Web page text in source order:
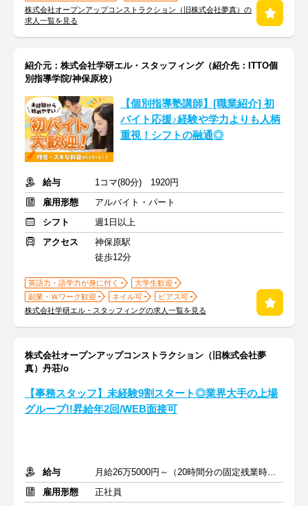
株式会社オープンアップコンストラクション（旧株式会社夢真）の
求人一覧を見る
紹介元：株式会社学研エル・スタッフィング（紹介先：ITTO個
別指導学院/神保原校）
【個別指導塾講師】[職業紹介] 初
バイト応援♪経験や学力よりも人柄
重視！シフトの融通◎
給与
1コマ(80分) 1920円
雇用形態
アルバイト・パート
シフト
週1日以上
アクセス
神保原駅
徒歩12分
英語力・語学力が身に付く
大学生歓迎
副業・Ｗワーク歓迎
ネイル可
ピアス可
株式会社学研エル・スタッフィングの求人一覧を見る
株式会社オープンアップコンストラクション（旧株式会社夢
真）丹荘/o
【事務スタッフ】未経験9割スタート◎業界大手の上場
グループ!!昇給年2回/WEB面接可
給与
月給26万5000円～（20時間分の固定残業時間代を含む）
雇用形態
正社員